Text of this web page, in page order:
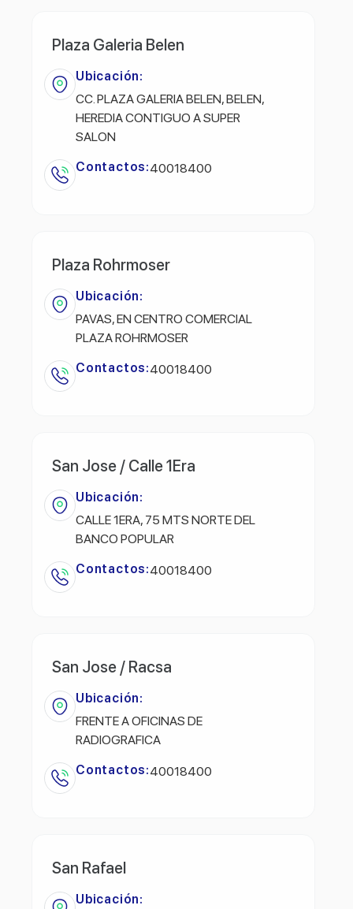
Plaza Galeria Belen
Ubicación:
CC. PLAZA GALERIA BELEN, BELEN,
HEREDIA CONTIGUO A SUPER
SALON
Contactos:40018400
Plaza Rohrmoser
Ubicación:
PAVAS, EN CENTRO COMERCIAL
PLAZA ROHRMOSER
Contactos:40018400
San Jose / Calle 1Era
Ubicación:
CALLE 1ERA, 75 MTS NORTE DEL
BANCO POPULAR
Contactos:40018400
San Jose / Racsa
Ubicación:
FRENTE A OFICINAS DE
RADIOGRAFICA
Contactos:40018400
San Rafael
Ubicación: